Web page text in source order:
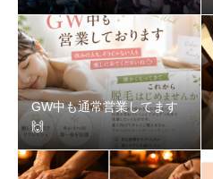
GW中も通常営業してます
🙌